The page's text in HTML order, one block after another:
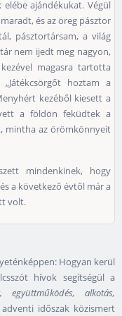
ajándékukat. Végül
és az öreg pásztor
pásztortársam, a világ
nem ijedt meg nagyon,
magasra tartotta
hoztam a
kezéből kiesett a
a földön feküdtek a
mintha az örömkönnyeit
mindenkinek, hogy
a következő évtől már a
volt.
Hogyan kerül
hívok segítségül a
együttműködés, alkotás,
időszak közismert